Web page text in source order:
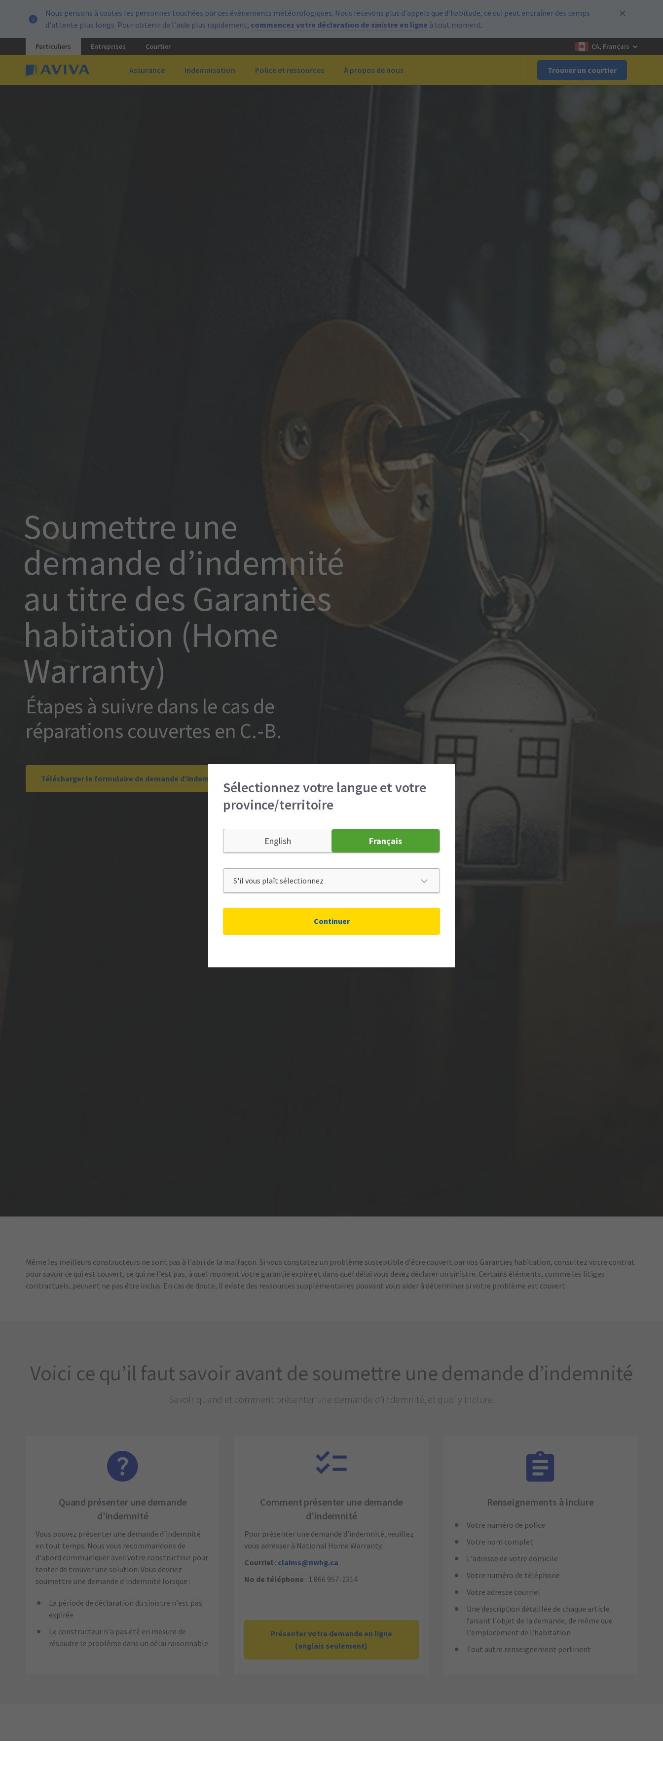
Nous pensons à toutes les personnes touchées par ces événements météorologiques. Nous recevons plus d’appels que d’habitude, ce qui peut entraîner des temps
d’attente plus longs. Pour obtenir de l’aide plus rapidement, commencez votre déclaration de sinistre en ligne à tout moment.
Particuliers Entreprises Courtier CA, Français
Assurance Indemnisation Police et ressources À propos de nous Trouver un courtier
Soumettre une
demande d’indemnité
au titre des Garanties
habitation (Home
Warranty)
Étapes à suivre dans le cas de
réparations couvertes en C.-B.
Télécharger le formulaire de demande d’indemnité (anglais seulement)
Même les meilleurs constructeurs ne sont pas à l’abri de la malfaçon. Si vous constatez un problème susceptible d’être couvert par vos Garanties habitation, consultez votre contrat
pour savoir ce qui est couvert, ce qui ne l’est pas, à quel moment votre garantie expire et dans quel délai vous devez déclarer un sinistre. Certains éléments, comme les litiges
contractuels, peuvent ne pas être inclus. En cas de doute, il existe des ressources supplémentaires pouvant vous aider à déterminer si votre problème est couvert.
Voici ce qu’il faut savoir avant de soumettre une demande d’indemnité
Savoir quand et comment présenter une demande d’indemnité, et quoi y inclure.
Quand présenter une demande
d’indemnité
Vous pouvez présenter une demande d’indemnité
en tout temps. Nous vous recommandons de
d’abord communiquer avec votre constructeur pour
tenter de trouver une solution. Vous devriez
soumettre une demande d’indemnité lorsque :
La période de déclaration du sinistre n’est pas
expirée
Le constructeur n’a pas été en mesure de
résoudre le problème dans un délai raisonnable
Comment présenter une demande
d’indemnité
Pour présenter une demande d’indemnité, veuillez
vous adresser à National Home Warranty.
Courriel : claims@nwhg.ca
No de téléphone : 1 866 957-2314
Présenter votre demande en ligne
(anglais seulement)
Renseignements à inclure
Votre numéro de police
Votre nom complet
L’adresse de votre domicile
Votre numéro de téléphone
Votre adresse courriel
Une description détaillée de chaque article
faisant l’objet de la demande, de même que
l’emplacement de l’habitation
Tout autre renseignement pertinent
Sélectionnez votre langue et votre
province/territoire
English Français
Continuer